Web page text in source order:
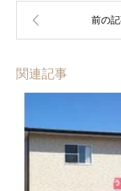
関連記事